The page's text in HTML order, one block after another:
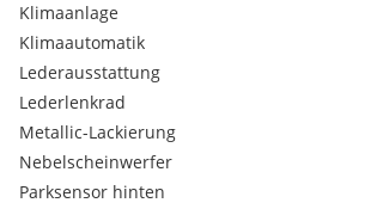
Klimaanlage
Klimaautomatik
Lederausstattung
Lederlenkrad
Metallic-Lackierung
Nebelscheinwerfer
Parksensor hinten